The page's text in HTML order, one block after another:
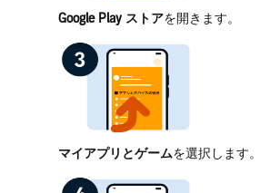
Google Play ストアを開きます。
マイアプリとゲームを選択します。